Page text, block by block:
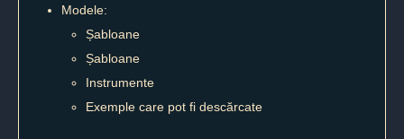
Modele:
Șabloane
Șabloane
Instrumente
Exemple care pot fi descărcate